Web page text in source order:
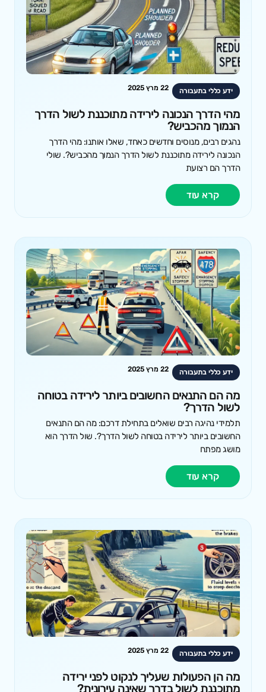
ידע כללי בתעבורה 22 מרץ 2025
מהי הדרך הנכונה לירידה מתוכננת לשול הדרך
הנמוך מהכביש?
נהגים רבים, מנוסים וחדשים כאחד, שאלו אותנו: מהי הדרך
הנכונה לירידה מתוכננת לשול הדרך הנמוך מהכביש?. שולי
הדרך הם רצועת
קרא עוד
ידע כללי בתעבורה 22 מרץ 2025
מה הם התנאים החשובים ביותר לירידה בטוחה
לשול הדרך?
תלמידי נהיגה רבים שואלים בתחילת דרכם: מה הם התנאים
החשובים ביותר לירידה בטוחה לשול הדרך?. שול הדרך הוא
מושג מפתח
קרא עוד
ידע כללי בתעבורה 22 מרץ 2025
מה הן הפעולות שעליך לנקוט לפני ירידה
מתוכננת לשול בדרך שאינה עירונית?